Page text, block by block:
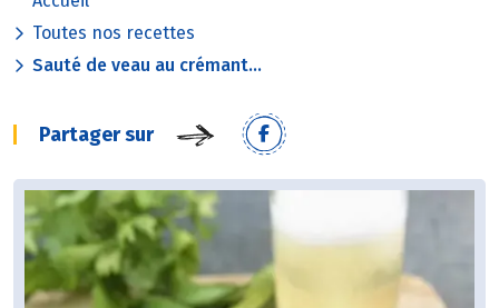
Toutes nos recettes
Sauté de veau au crémant...
Partager sur